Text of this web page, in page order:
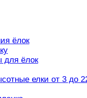
ёлок
для ёлок
елки от 3 до